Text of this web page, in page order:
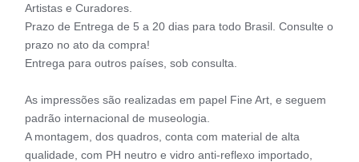
Artistas e Curadores.
Prazo de Entrega de 5 a 20 dias para todo Brasil. Consulte o
prazo no ato da compra!
Entrega para outros países, sob consulta.
As impressões são realizadas em papel Fine Art, e seguem
padrão internacional de museologia.
A montagem, dos quadros, conta com material de alta
qualidade, com PH neutro e vidro anti-reflexo importado,